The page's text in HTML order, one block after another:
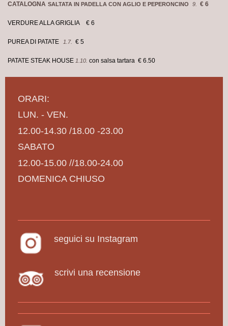
CATALOGNA SALTATA IN PADELLA CON AGLIO E PEPERONCINO 9. € 6
VERDURE ALLA GRIGLIA € 6
PUREA DI PATATE 1.7. € 5
PATATE STEAK HOUSE 1.10. con salsa tartara € 6.50
ORARI:
LUN. - VEN.
12.00-14.30 /18.00 -23.00
SABATO
12.00-15.00 //18.00-24.00
DOMENICA CHIUSO
seguici su Instagram
scrivi una recensione